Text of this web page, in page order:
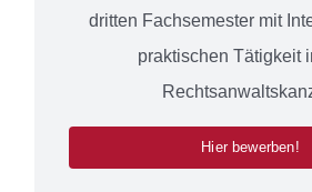
dritten Fachsemester mit
praktischen Tätigkeit
Hier bewerben!